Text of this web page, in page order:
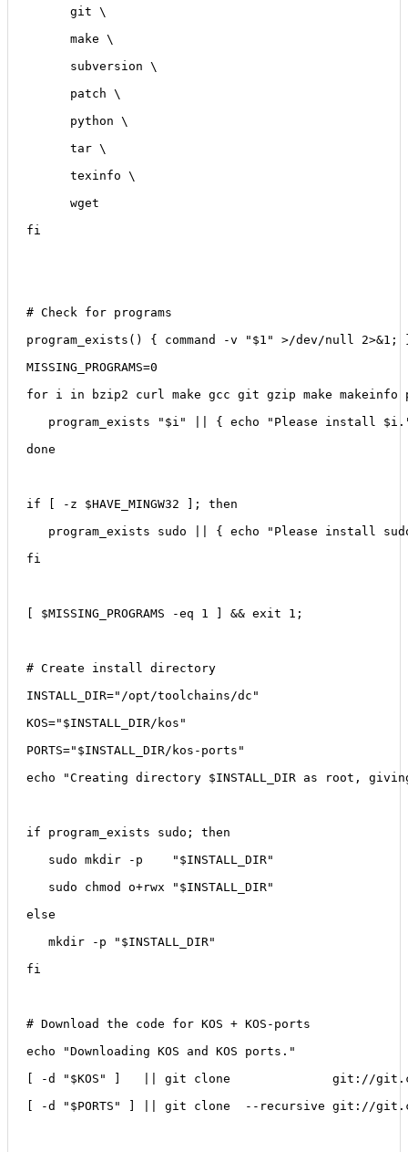
git \
make \
subversion \
patch \
python \
tar \
texinfo \
wget
fi
# Check for programs
program_exists() { command -v "$1" >/dev/null 2>&1;
MISSING_PROGRAMS=0
for i in bzip2 curl make gcc git gzip make makeinfo
program_exists "$i" || { echo "Please install $i.";
done
if [ -z $HAVE_MINGW32 ]; then
program_exists sudo || { echo "Please install sudo.";
fi
[ $MISSING_PROGRAMS -eq 1 ] && exit 1;
# Create install directory
INSTALL_DIR="/opt/toolchains/dc"
KOS="$INSTALL_DIR/kos"
PORTS="$INSTALL_DIR/kos-ports"
echo "Creating directory $INSTALL_DIR as root,
if program_exists sudo; then
sudo mkdir -p    "$INSTALL_DIR"
sudo chmod o+rwx "$INSTALL_DIR"
else
mkdir -p "$INSTALL_DIR"
fi
# Download the code for KOS + KOS-ports
echo "Downloading KOS and KOS ports."
[ -d "$KOS" ]   || git clone              git://
[ -d "$PORTS" ] || git clone  --recursive git://